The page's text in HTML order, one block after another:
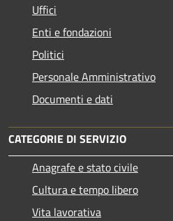
Uffici
Enti e fondazioni
Politici
Personale Amministrativo
Documenti e dati
CATEGORIE DI SERVIZIO
Anagrafe e stato civile
Cultura e tempo libero
Vita lavorativa